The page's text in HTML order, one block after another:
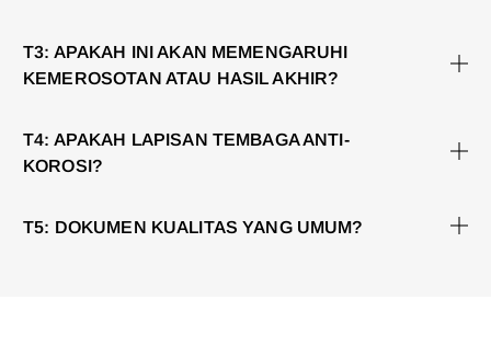
T3: APAKAH INI AKAN MEMENGARUHI
KEMEROSOTAN ATAU HASIL AKHIR?
T4: APAKAH LAPISAN TEMBAGA ANTI-
KOROSI?
T5: DOKUMEN KUALITAS YANG UMUM?